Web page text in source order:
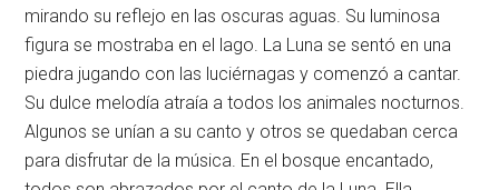
mirando su reflejo en las oscuras aguas. Su luminosa
figura se mostraba en el lago. La Luna se sentó en una
piedra jugando con las luciérnagas y comenzó a cantar.
Su dulce melodía atraía a todos los animales nocturnos.
Algunos se unían a su canto y otros se quedaban cerca
para disfrutar de la música. En el bosque encantado,